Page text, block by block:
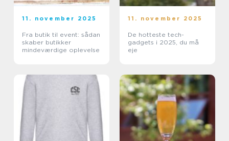
11. november 2025
Fra butik til event: sådan
skaber butikker
mindeværdige oplevelse
11. november 2025
De hotteste tech-
gadgets i 2025, du må
eje